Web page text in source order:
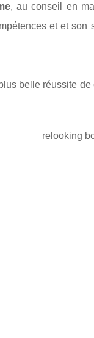
, au conseil en
et et
belle réussite